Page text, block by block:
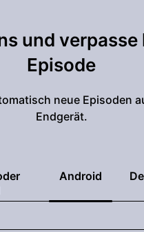
der
auf Wand zu bestehen.
zwar die häufigste Frage
Fragen kann man schon
dass wir eine Frage
WirtschaftswachfHiert
und verpasse
Episode
neue Episoden
Endgerät.
Android